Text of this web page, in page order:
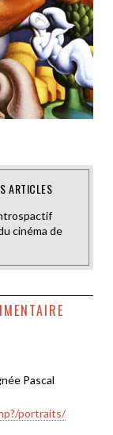
ARTICLES
cinéma de
Pascal
portraits/